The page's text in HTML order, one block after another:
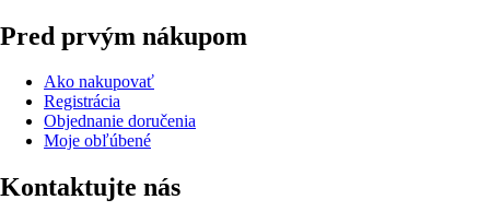
Pred prvým nákupom
Ako nakupovať
Registrácia
Objednanie doručenia
Moje obľúbené
Kontaktujte nás